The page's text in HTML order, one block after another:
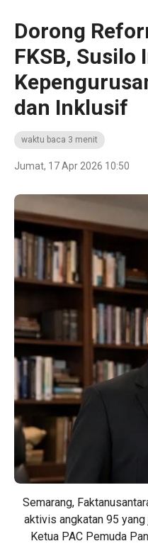
Dorong
FKSB, Susilo
dan Inklusif
waktu baca 3 menit
Jumat, 17 Apr 2026 10:50
Semarang,
aktivis angkatan 95
Ketua PAC Pemuda